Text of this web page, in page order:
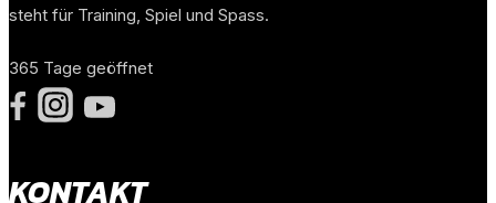
steht für Training, Spiel und Spass.
365 Tage geöffnet
KONTAKT